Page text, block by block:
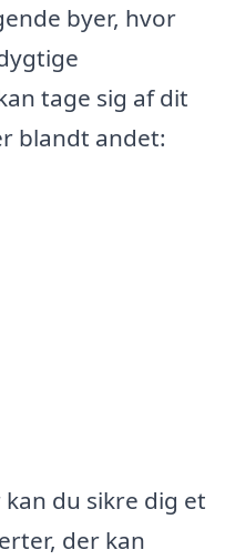
byer, hvor
tage sig af dit
blandt andet:
du sikre dig et
der kan